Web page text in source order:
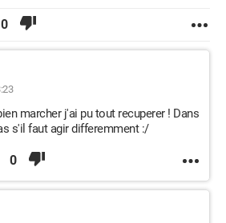
0
marcher j'ai pu tout recuperer ! Dans
s'il faut agir differemment :/
0